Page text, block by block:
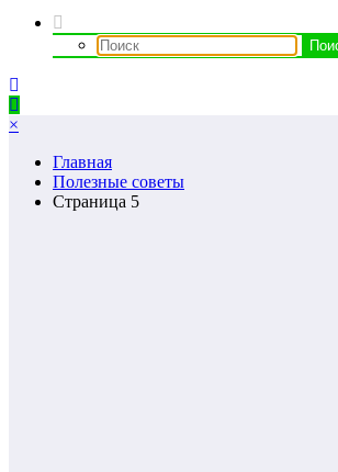
×
Главная
Полезные советы
Страница 5